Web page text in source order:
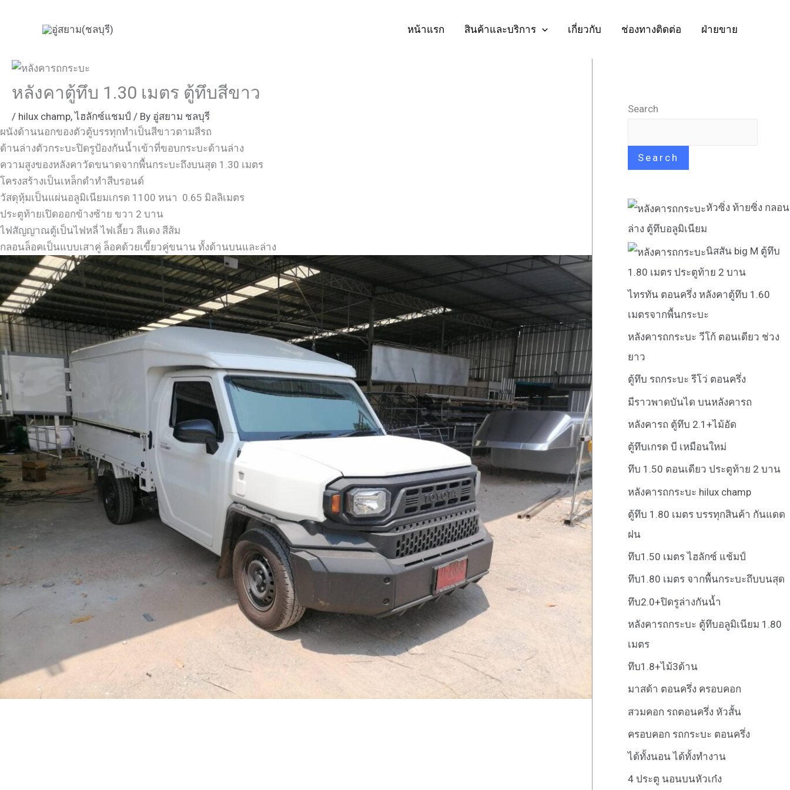
หน้าแรก สินค้าและบริการ เกี่ยวกับ ช่องทางติดต่อ ฝ่ายขาย
หลังคาตู้ทึบ 1.30 เมตร ตู้ทึบสีขาว
/ hilux champ,ไฮลักซ์แชมป์ / By อู่สยาม ชลบุรี
ผนังด้านนอกของตัวตู้บรรทุกทำเป็นสีขาวตามสีรถ
ด้านล่างตัวกระบะปิดรูป้องกันน้ำเข้าที่ขอบกระบะด้านล่าง
ความสูงของหลังคาวัดขนาดจากพื้นกระบะถึงบนสุด 1.30 เมตร
โครงสร้างเป็นเหล็กดำทำสีบรอนด์
วัสดุหุ้มเป็นแผ่นอลูมิเนียมเกรด 1100 หนา 0.65 มิลลิเมตร
ประตูท้ายเปิดออกข้างซ้าย ขวา 2 บาน
ไฟสัญญาณตู้เป็นไฟหลี่ ไฟเลี้ยว สีแดง สีส้ม
กลอนล็อคเป็นแบบเสาคู่ ล็อคด้วยเขี้ยวคู่ขนาน ทั้งด้านบนและล่าง
Search
Search
หัวซิ่ง ท้ายซิ่ง กลอน
ล่าง ตู้ทึบอลูมิเนียม
นิสสัน big M ตู้ทึบ
1.80 เมตร ประตูท้าย 2 บาน
ไทรทัน ตอนครึ่ง หลังคาตู้ทึบ 1.60
เมตรจากพื้นกระบะ
หลังคารถกระบะ วีโก้ ตอนเดียว ช่วง
ยาว
ตู้ทึบ รถกระบะ รีโว่ ตอนครึ่ง
มีราวพาดบันได บนหลังคารถ
หลังคารถ ตู้ทึบ 2.1+ไม้อัด
ตู้ทึบเกรด บี เหมือนใหม่
ทึบ 1.50 ตอนเดียว ประตูท้าย 2 บาน
หลังคารถกระบะ hilux champ
ตู้ทึบ 1.80 เมตร บรรทุกสินค้า กันแดด
ฝน
ทึบ1.50 เมตร ไฮลักซ์ แช้มป์
ทึบ1.80 เมตร จากพื้นกระบะถึบบนสุด
ทึบ2.0+ปิดรูล่างกันน้ำ
หลังคารถกระบะ ตู้ทึบอลูมิเนียม 1.80
เมตร
ทึบ1.8+ไม้3ด้าน
มาสด้า ตอนครึ่ง ครอบคอก
สวมคอก รถตอนครึ่ง หัวสั้น
ครอบคอก รถกระบะ ตอนครึ่ง
ได้ทั้งนอน ได้ทั้งทำงาน
4 ประตู นอนบนหัวเก๋ง